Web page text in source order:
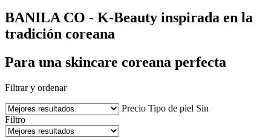
BANILA CO - K-Beauty inspirada en la
tradición coreana
Para una skincare coreana perfecta
Filtrar y ordenar
Precio Tipo de piel Sin
Filtro